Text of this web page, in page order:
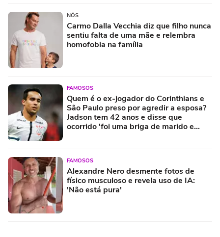
NÓS
Carmo Dalla Vecchia diz que filho nunca
sentiu falta de uma mãe e relembra
homofobia na família
FAMOSOS
Quem é o ex-jogador do Corinthians e
São Paulo preso por agredir a esposa?
Jadson tem 42 anos e disse que
ocorrido 'foi uma briga de marido e
FAMOSOS
Alexandre Nero desmente fotos de
físico musculoso e revela uso de IA:
'Não está pura'